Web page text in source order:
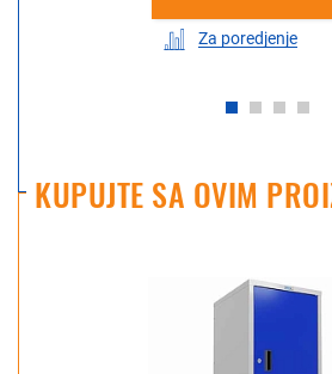
Za poredjenje
KUPUJTE SA OVIM